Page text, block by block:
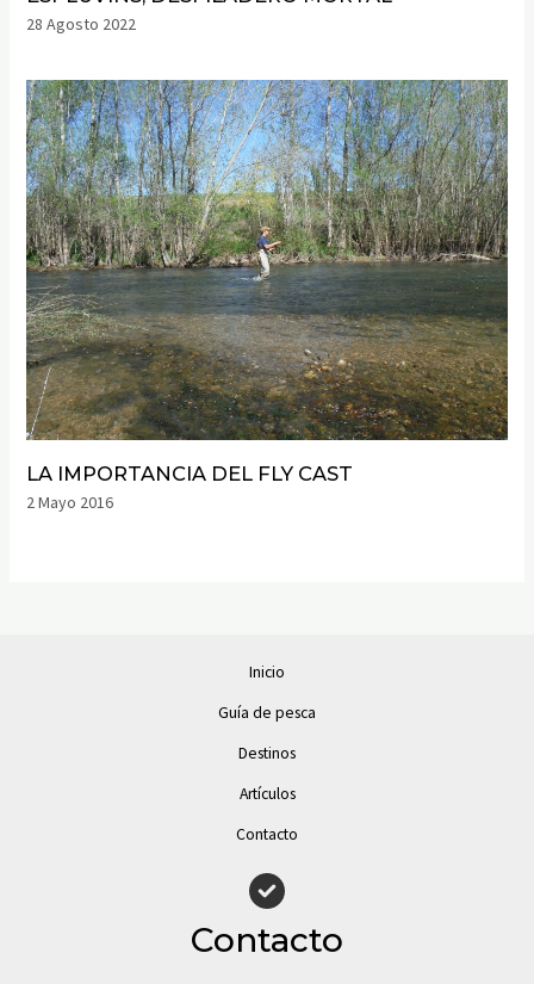
28 Agosto 2022
LA IMPORTANCIA DEL FLY CAST
2 Mayo 2016
Inicio
Guía de pesca
Destinos
Artículos
Contacto
Contacto